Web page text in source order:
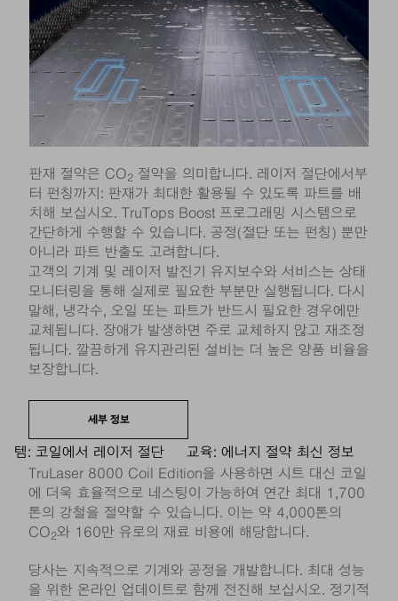
판재 절약은 CO2 절약을 의미합니다. 레이저 절단에서부
터 펀칭까지: 판재가 최대한 활용될 수 있도록 파트를 배
치해 보십시오. TruTops Boost 프로그래밍 시스템으로
간단하게 수행할 수 있습니다. 공정(절단 또는 펀칭) 뿐만
아니라 파트 반출도 고려합니다.
고객의 기계 및 레이저 발진기 유지보수와 서비스는 상태
모니터링을 통해 실제로 필요한 부분만 실행됩니다. 다시
말해, 냉각수, 오일 또는 파트가 반드시 필요한 경우에만
교체됩니다. 장애가 발생하면 주로 교체하지 않고 재조정
됩니다. 깔끔하게 유지관리된 설비는 더 높은 양품 비율을
보장합니다.
세부 정보
템: 코일에서 레이저 절단
TruLaser 8000 Coil Edition을 사용하면 시트 대신 코일
에 더욱 효율적으로 네스팅이 가능하여 연간 최대 1,700
톤의 강철을 절약할 수 있습니다. 이는 약 4,000톤의
CO2와 160만 유로의 재료 비용에 해당합니다.
교육: 에너지 절약 최신 정보
당사는 지속적으로 기계와 공정을 개발합니다. 최대 성능
을 위한 온라인 업데이트로 함께 전진해 보십시오. 정기적